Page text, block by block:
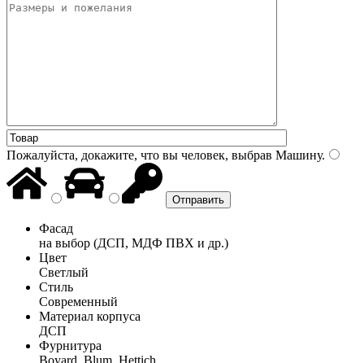
Пожалуйста, докажите, что вы человек, выбрав Машину.
Фасад
на выбор (ДСП, МДФ ПВХ и др.)
Цвет
Светлый
Стиль
Современный
Материал корпуса
ДСП
Фурнитура
Boyard, Blum, Hettich